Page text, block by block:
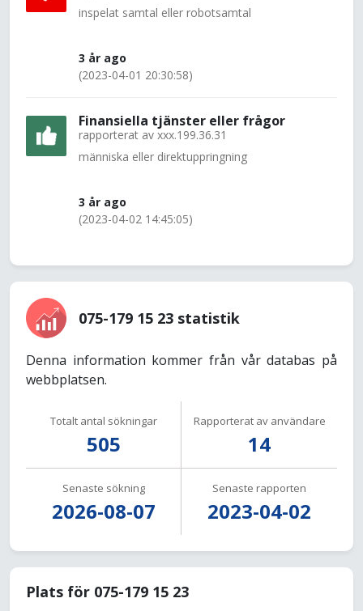
inspelat samtal eller robotsamtal
3 år ago
(2023-04-01 20:30:58)
Finansiella tjänster eller frågor
rapporterat av xxx.199.36.31
människa eller direktuppringning
3 år ago
(2023-04-02 14:45:05)
075-179 15 23 statistik
Denna information kommer från vår databas på
webbplatsen.
Totalt antal sökningar
505
Rapporterat av användare
14
Senaste sökning
2026-08-07
Senaste rapporten
2023-04-02
Plats för 075-179 15 23